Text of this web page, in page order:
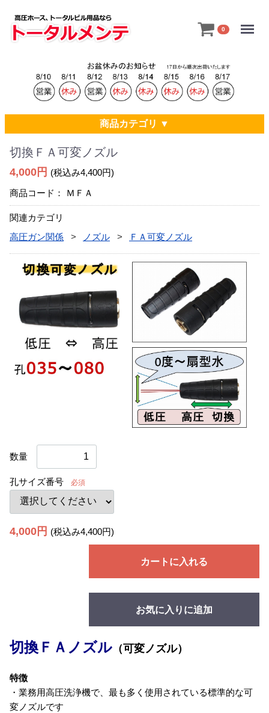
0
商品カテゴリ ▼
切換ＦＡ可変ノズル
4,000円 (税込み4,400円)
商品コード：
ＭＦＡ
関連カテゴリ
高圧ガン関係
ノズル ＦＡ可変ノズル
数量
孔サイズ番号 必須
4,000円 (税込み4,400円)
カートに入れる
お気に入りに追加
切換ＦＡノズル （可変ノズル）
特徴
・業務用高圧洗浄機で、最も多く使用されている標準的な可
変ノズルです